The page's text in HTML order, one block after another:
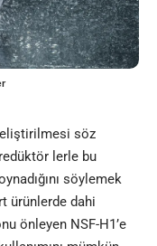
söz
lerle bu
söylemek
ürünlerde dahi
önleyen NSF-H1’e